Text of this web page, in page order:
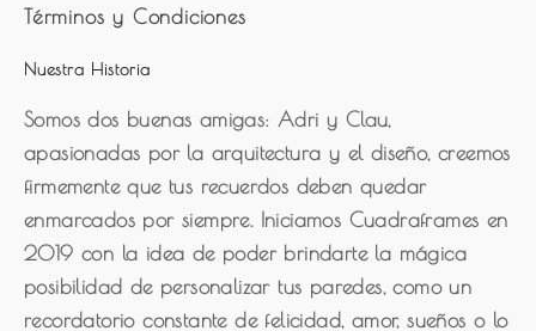
Términos y Condiciones
Nuestra Historia
Somos dos buenas amigas: Adri y Clau,
apasionadas por la arquitectura y el diseño, creemos
firmemente que tus recuerdos deben quedar
enmarcados por siempre. Iniciamos Cuadraframes en
2019 con la idea de poder brindarte la mágica
posibilidad de personalizar tus paredes, como un
recordatorio constante de felicidad, amor, sueños o lo